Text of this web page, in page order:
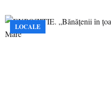
LOCALE